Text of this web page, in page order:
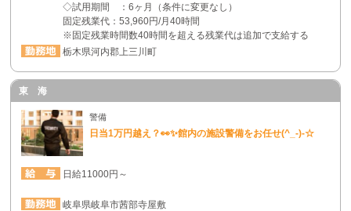
◇試用期間 ：6ヶ月（条件に変更なし）
固定残業代：53,960円/月40時間
※固定残業時間数40時間を超える残業代は追加で支給する
栃木県河内郡上三川町
東 海
警備
日当1万円越え？👀✨館内の施設警備をお任せ(^_-)-☆
日給11000円～
岐阜県岐阜市茜部寺屋敷